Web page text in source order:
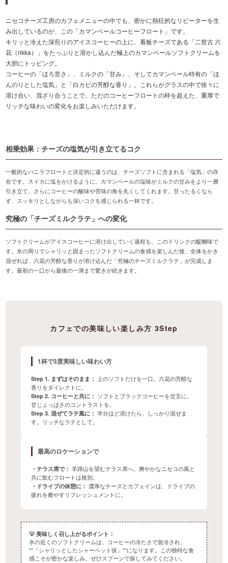
ニセコチーズ工房のカフェメニューの中でも、密かに熱狂的なリピーターを生
み出しているのが、この「カマンベールコーヒーフロート」です。
キリッと冷えた深煎りのアイスコーヒーの上に、看板チーズである「二世古 六
花（rikka）」をたっぷりと溶かし込んだ極上のカマンベールソフトクリームを
大胆にトッピング。
コーヒーの「ほろ苦さ」、ミルクの「甘み」、そしてカマンベール特有の「ほ
んのりとした塩気」と「白カビの芳醇な香り」。これらがグラスの中で徐々に
溶け合い、混ざり合うことで、ただのコーヒーフロートの枠を超えた、重厚で
リッチな味わいの変化をお楽しみいただけます。
相乗効果：チーズの塩気が引き立てるコク
一般的なバニラフロートと決定的に違うのは、チーズソフトに含まれる「塩気」の存
在です。スイカに塩をかけるように、カマンベールの塩味がミルクの甘みをより一層
引き立て、さらにコーヒーの酸味や苦味の角を丸くしてくれます。甘ったるくなら
ず、スッキリとしながらも深いコクを感じられる一杯です。
究極の「チーズミルクラテ」への変化
ソフトクリームがアイスコーヒーに溶け出していく過程も、このドリンクの醍醐味で
す。氷の周りでシャリッと固まったソフトクリームの食感を楽しんだ後、全体をかき
混ぜれば、六花の芳醇な香りが溶け込んだ「究極のチーズミルクラテ」が完成しま
す。最初の一口から最後の一滴まで驚きが続きます。
カフェでの美味しい楽しみ方 3Step
1杯で3度美味しい味わい方
Step 1. まずはそのまま： 上のソフトだけを一口。六花の芳醇な
香りをダイレクトに。
Step 2. コーヒーと共に： ソフトとブラックコーヒーを交互に。
甘じょっぱさのコントラストを。
Step 3. 混ぜてラテ風に： 半分ほど溶けたら、しっかり混ぜま
す。リッチなラテとして。
最高のロケーションで
・テラス席で： 羊蹄山を望むテラス席へ。爽やかなニセコの風と
共に飲むフロートは格別。
・ドライブの休憩に： 濃厚なチーズとカフェインは、ドライブの
疲れを癒やすリフレッシュメントに。
💡美味しく召し上がるポイント：
氷の近くのソフトクリームは、コーヒーの冷たさで急冷され、
**「シャリッとしたシャーベット状」**になります。この独特な食
感こそが密かな楽しみ。ぜひスプーンで探してみてください。